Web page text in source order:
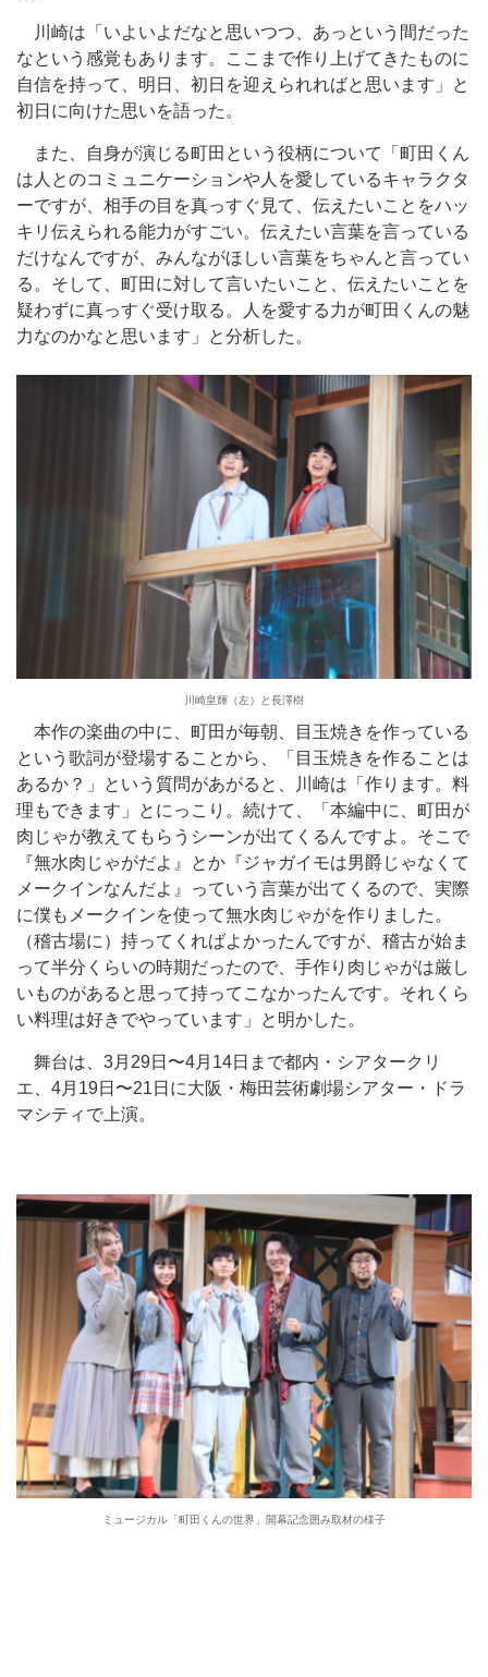
川崎は「いよいよだなと思いつつ、あっという間だった
なという感覚もあります。ここまで作り上げてきたものに
自信を持って、明日、初日を迎えられればと思います」と
初日に向けた思いを語った。
また、自身が演じる町田という役柄について「町田くん
は人とのコミュニケーションや人を愛しているキャラクタ
ーですが、相手の目を真っすぐ見て、伝えたいことをハッ
キリ伝えられる能力がすごい。伝えたい言葉を言っている
だけなんですが、みんながほしい言葉をちゃんと言ってい
る。そして、町田に対して言いたいこと、伝えたいことを
疑わずに真っすぐ受け取る。人を愛する力が町田くんの魅
力なのかなと思います」と分析した。
川崎皇輝（左）と長澤樹
本作の楽曲の中に、町田が毎朝、目玉焼きを作っている
という歌詞が登場することから、「目玉焼きを作ることは
あるか？」という質問があがると、川崎は「作ります。料
理もできます」とにっこり。続けて、「本編中に、町田が
肉じゃが教えてもらうシーンが出てくるんですよ。そこで
『無水肉じゃがだよ』とか『ジャガイモは男爵じゃなくて
メークインなんだよ』っていう言葉が出てくるので、実際
に僕もメークインを使って無水肉じゃがを作りました。
（稽古場に）持ってくればよかったんですが、稽古が始ま
って半分くらいの時期だったので、手作り肉じゃがは厳し
いものがあると思って持ってこなかったんです。それくら
い料理は好きでやっています」と明かした。
舞台は、3月29日〜4月14日まで都内・シアタークリ
エ、4月19日〜21日に大阪・梅田芸術劇場シアター・ドラ
マシティで上演。
ミュージカル「町田くんの世界」開幕記念囲み取材の様子